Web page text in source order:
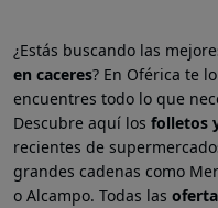
¿Estás buscando las
en caceres? En Oférica te
encuentres todo lo que
Descubre aquí los folletos
recientes de
grandes cadenas como
o Alcampo. Todas las